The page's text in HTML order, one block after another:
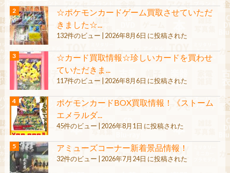
☆ポケモンカードゲーム買取させていただ
きました☆...
132件のビュー 2026年8月6日 に投稿された
☆カード買取情報☆珍しいカードを買わせ
ていただきま...
117件のビュー 2026年8月6日 に投稿された
ポケモンカードBOX買取情報！《ストーム
エメラルダ...
45件のビュー 2026年8月1日 に投稿された
アミューズコーナー新着景品情報！
32件のビュー 2026年7月24日 に投稿された